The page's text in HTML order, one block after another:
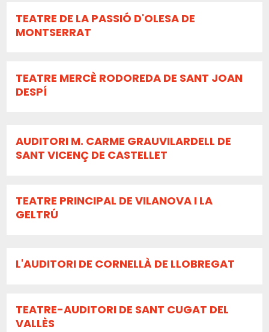
TEATRE DE LA PASSIÓ D'OLESA DE
MONTSERRAT
TEATRE MERCÈ RODOREDA DE SANT JOAN
DESPÍ
AUDITORI M. CARME GRAUVILARDELL DE
SANT VICENÇ DE CASTELLET
TEATRE PRINCIPAL DE VILANOVA I LA
GELTRÚ
L'AUDITORI DE CORNELLÀ DE LLOBREGAT
TEATRE-AUDITORI DE SANT CUGAT DEL
VALLÈS